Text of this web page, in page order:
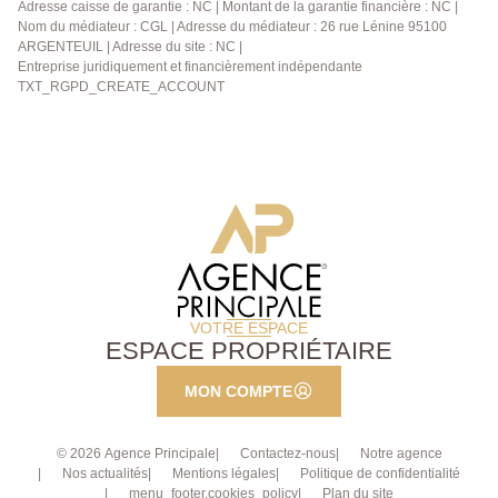
demandé de nous présenter une pièce d'identité
avant chaque visite. Pour de plus amples informations
contactez l'Agence afin d'organiser une visite, AP : 01
34 34 39 29
Adresse caisse de garantie : NC | Montant de la garantie financière : NC |
Nom du médiateur : CGL | Adresse du médiateur : 26 rue Lénine 95100
ARGENTEUIL | Adresse du site : NC |
Entreprise juridiquement et financièrement indépendante
TXT_RGPD_CREATE_ACCOUNT
VOTRE ESPACE
ESPACE PROPRIÉTAIRE
MON COMPTE
© 2026 Agence Principale Contactez-nous
Notre agence
Nos actualités
Mentions légales
Politique de confidentialité
menu_footer.cookies_policy
Plan du site